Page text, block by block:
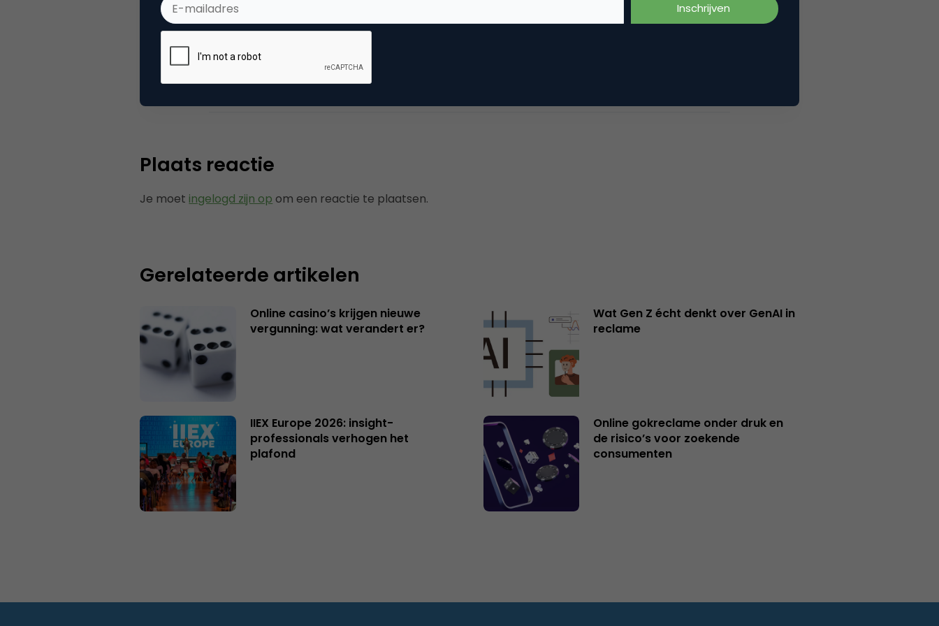
Plaats reactie
Je moet ingelogd zijn op om een reactie te plaatsen.
Gerelateerde artikelen
Online casino’s krijgen nieuwe
vergunning: wat verandert er?
Wat Gen Z écht denkt over GenAI in
reclame
IIEX Europe 2026: insight-
professionals verhogen het
plafond
Online gokreclame onder druk en
de risico’s voor zoekende
consumenten